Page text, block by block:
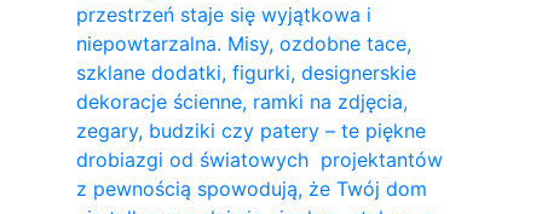
przestrzeń staje się wyjątkowa i
niepowtarzalna. Misy, ozdobne tace,
szklane dodatki, figurki, designerskie
dekoracje ścienne, ramki na zdjęcia,
zegary, budziki czy patery – te piękne
drobiazgi od światowych projektantów
z pewnością spowodują, że Twój dom